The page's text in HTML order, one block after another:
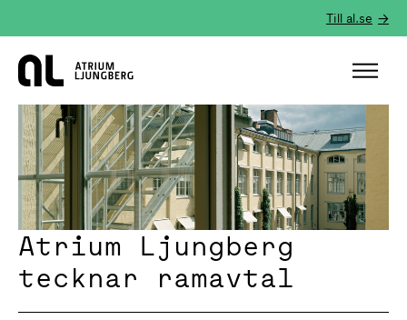
Till al.se
Hem
Atrium Ljungberg
tecknar ramavtal